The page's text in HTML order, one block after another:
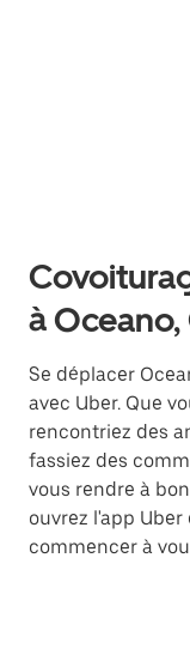
à
Se déplacer
avec Uber. Que
rencontriez des
fassiez des
vous rendre à
ouvrez l'app
commencer à